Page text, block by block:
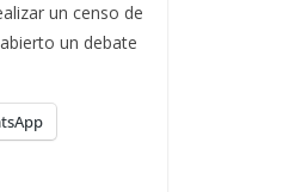
un censo de
un debate